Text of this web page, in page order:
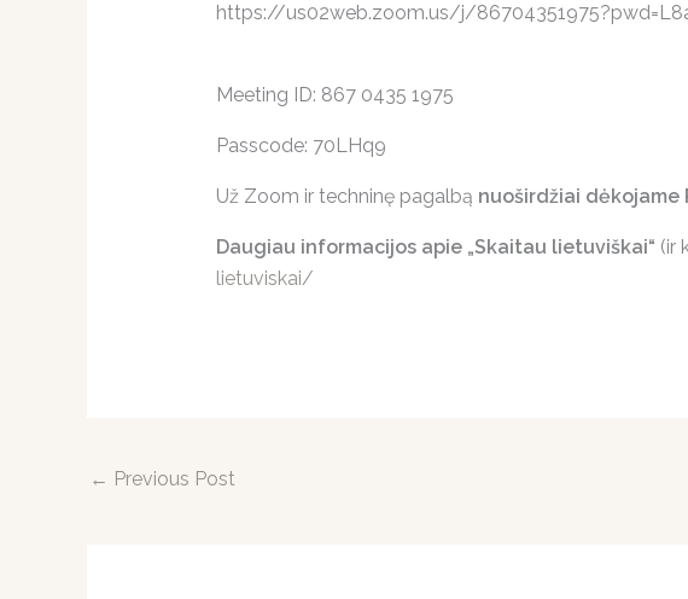
https://us02web.zoom.us/j/
Meeting ID: 867 0435 1975
Passcode: 70LHq9
Už Zoom ir techninę pagalbą nuoširdžiai dėkojame
Daugiau informacijos apie „Skaitau lietuviškai“ (ir
lietuviskai/
← Previous Post